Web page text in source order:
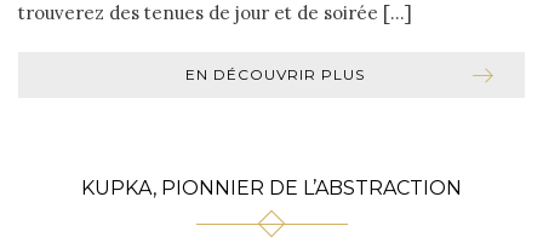
trouverez des tenues de jour et de soirée […]
EN DÉCOUVRIR PLUS
KUPKA, PIONNIER DE L’ABSTRACTION